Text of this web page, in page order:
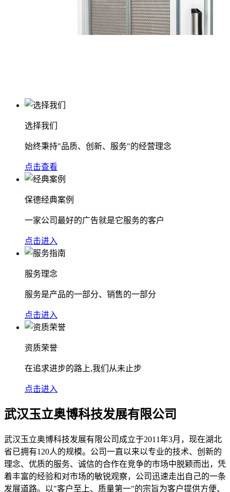
选择我们
始终秉持"品质、创新、服务"的经营理念
点击查看
保德经典案例
一家公司最好的广告就是它服务的客户
点击进入
服务理念
服务是产品的一部分、销售的一部分
点击进入
资质荣誉
在追求进步的路上,我们从未止步
点击进入
武汉玉立奥博科技发展有限公司
武汉玉立奥博科技发展有限公司成立于2011年3月，现在湖北
省已拥有120人的规模。公司一直以来以专业的技术、创新的
理念、优质的服务、诚信的合作在竞争的市场中脱颖而出，凭
着丰富的经验和对市场的敏锐观察，公司迅速走出自己的一条
发展道路。以"客户至上、质量第一"的宗旨为客户提供方便、